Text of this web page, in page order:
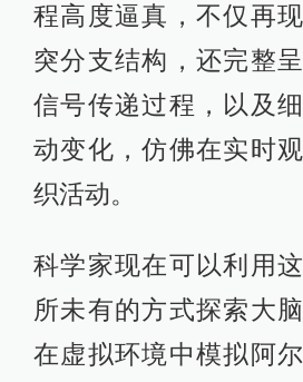
程高度逼真，不仅再
突分支结构，还完整
信号传递过程，以及
动变化，仿佛在实时
织活动。
科学家现在可以利用
所未有的方式探索大
在虚拟环境中模拟阿